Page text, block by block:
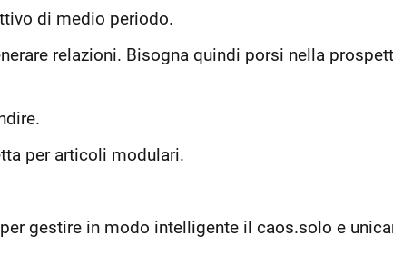
di medio periodo.
relazioni. Bisogna quindi porsi nella
per articoli modulari.
gestire in modo intelligente il caos.solo e